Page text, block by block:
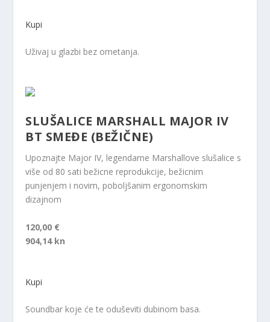
Kupi
Uživaj u glazbi bez ometanja.
SLUŠALICE MARSHALL MAJOR IV
BT SMEĐE (BEŽIČNE)
Upoznajte Major IV, legendarne Marshallove slušalice s
više od 80 sati bežicne reprodukcije, bežicnim
punjenjem i novim, poboljšanim ergonomskim
dizajnom
120,00 €
904,14 kn
Kupi
Soundbar koje će te oduševiti dubinom basa.